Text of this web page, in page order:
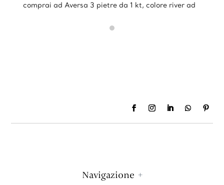
ad Aversa 3 pietre da 1 kt, colore river ad
di vendergliene 1 a 12.000.000 da
Navigazione